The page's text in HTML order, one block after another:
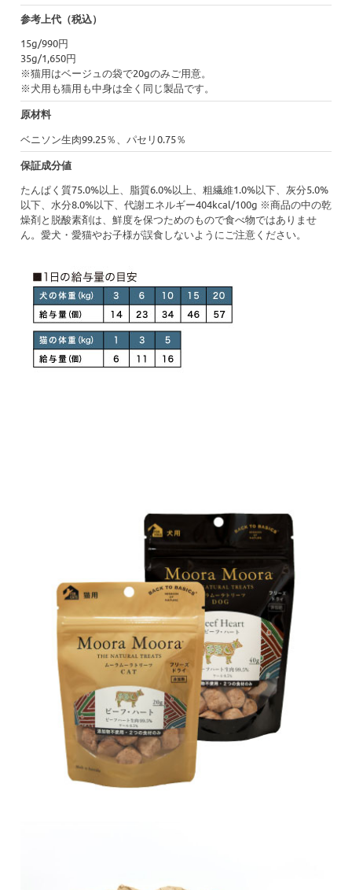
参考上代（税込）
15g/990円
35g/1,650円
※猫用はベージュの袋で20gのみご用意。
※犬用も猫用も中身は全く同じ製品です。
原材料
ベニソン生肉99.25％、パセリ0.75％
保証成分値
たんぱく質75.0%以上、脂質6.0%以上、粗繊維1.0%以下、灰分5.0%
以下、水分8.0%以下、代謝エネルギー404kcal/100g ※商品の中の乾
燥剤と脱酸素剤は、鮮度を保つためのもので食べ物ではありませ
ん。愛犬・愛猫やお子様が誤食しないようにご注意ください。